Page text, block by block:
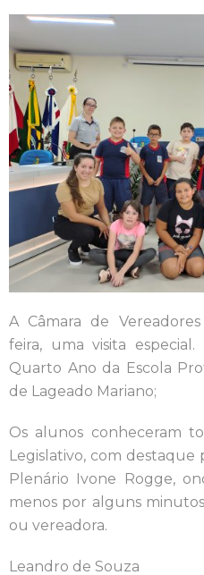
A Câmara de
feira, uma visita
Quarto Ano da Escola
de Lageado Mariano;
Os alunos conheceram
Legislativo, com destaque
Plenário Ivone Rogge,
menos por alguns
ou vereadora.
Leandro de Souza